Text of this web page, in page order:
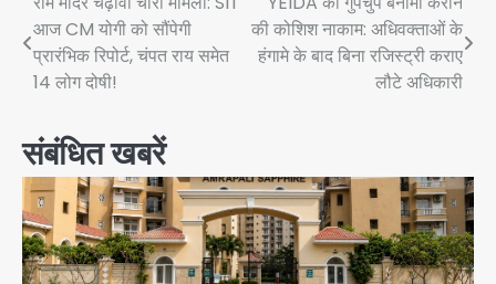
Post
navigation
आज CM योगी को सौंपेगी
प्रारंभिक रिपोर्ट, चंपत राय समेत
14 लोग दोषी!
की कोशिश नाकाम: अधिवक्ताओं के
हंगामे के बाद बिना रजिस्ट्री कराए
लौटे अधिकारी
संबंधित खबरें